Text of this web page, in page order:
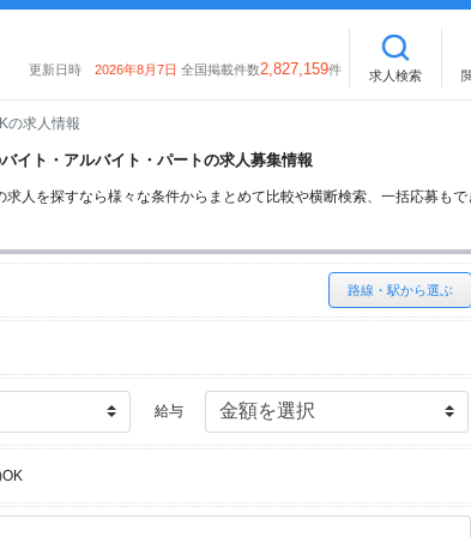
更新日時 2026年8月7日 全国掲載件数2,827,159件 求人検索
の求人情報
イト・アルバイト・パートの求人募集情報
人を探すなら様々な条件からまとめて比較や横断検索、一括応募も
路線・駅から選ぶ
給与